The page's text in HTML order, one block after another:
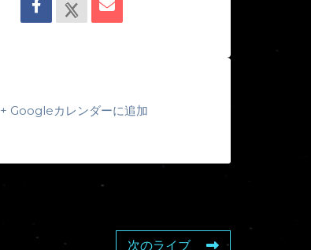
+ Googleカレンダーに追加
次のライブ